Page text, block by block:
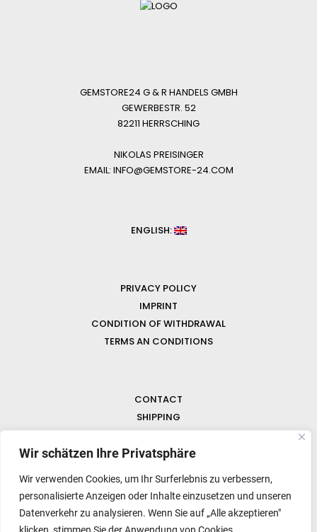
Wir schätzen Ihre Privatsphäre
Wir verwenden Cookies, um Ihr Surferlebnis zu verbessern,
personalisierte Anzeigen oder Inhalte einzusetzen und unseren
Datenverkehr zu analysieren. Wenn Sie auf „Alle akzeptieren"
GEMSTORE24 G & R HANDELS GMBH
GEWERBESTR. 52
82211 HERRSCHING
NIKOLAS PREISINGER
EMAIL: INFO@GEMSTORE-24.COM
ENGLISH:
PRIVACY POLICY
IMPRINT
CONDITION OF WITHDRAWAL
TERMS AN CONDITIONS
CONTACT
SHIPPING
FAQ
NEWS & GEMSTONES